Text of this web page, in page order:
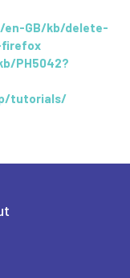
GB/kb/delete-
firefox
PH5042?
tutorials/